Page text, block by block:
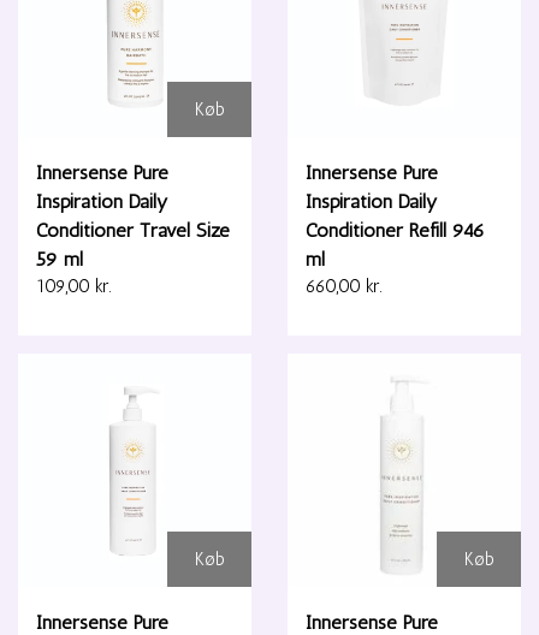
Køb
Innersense Pure
Inspiration Daily
Conditioner Travel Size
59 ml
109,00 kr.
Innersense Pure
Inspiration Daily
Conditioner Refill 946
ml
660,00 kr.
Køb
Innersense Pure
Køb
Innersense Pure